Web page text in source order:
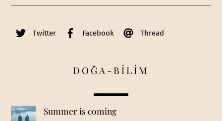
Twitter Facebook Thread
DOĞA-BİLİM
Summer is coming